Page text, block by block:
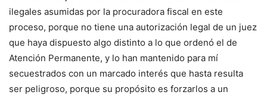
ilegales asumidas por la procuradora fiscal en este
proceso, porque no tiene una autorización legal de un juez
que haya dispuesto algo distinto a lo que ordenó el de
Atención Permanente, y lo han mantenido para mí
secuestrados con un marcado interés que hasta resulta
ser peligroso, porque su propósito es forzarlos a un